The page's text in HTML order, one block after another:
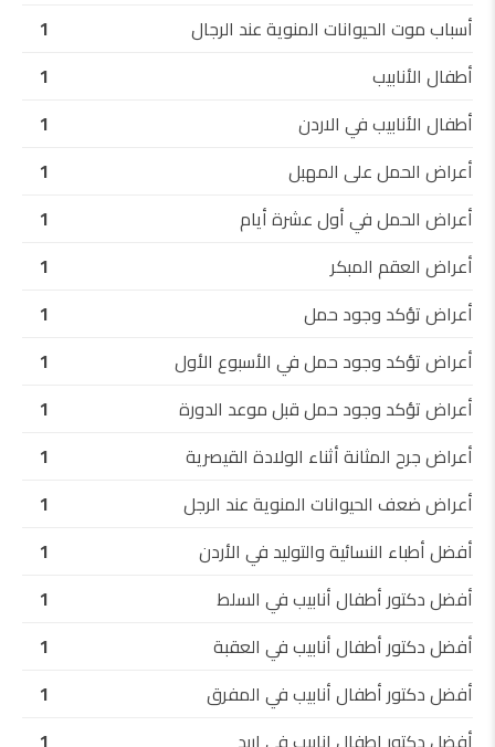
أسباب موت الحيوانات المنوية عند الرجال
1
أطفال الأنابيب
1
أطفال الأنابيب في الاردن
1
أعراض الحمل على المهبل
1
أعراض الحمل في أول عشرة أيام
1
أعراض العقم المبكر
1
أعراض تؤكد وجود حمل
1
أعراض تؤكد وجود حمل في الأسبوع الأول
1
أعراض تؤكد وجود حمل قبل موعد الدورة
1
أعراض جرح المثانة أثناء الولادة القيصرية
1
أعراض ضعف الحيوانات المنوية عند الرجل
1
أفضل أطباء النسائية والتوليد في الأردن
1
أفضل دكتور أطفال أنابيب في السلط
1
أفضل دكتور أطفال أنابيب في العقبة
1
أفضل دكتور أطفال أنابيب في المفرق
1